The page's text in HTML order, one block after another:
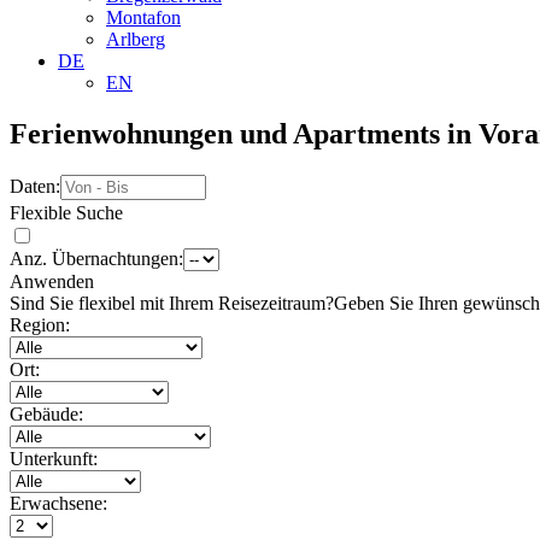
Montafon
Arlberg
DE
EN
Ferienwohnungen und Apartments in
Daten:
Flexible Suche
Anz. Übernachtungen:
Anwenden
Sind Sie flexibel mit Ihrem Reisezeitraum?Geben Sie Ihren
Region:
Ort:
Gebäude:
Unterkunft:
Erwachsene: